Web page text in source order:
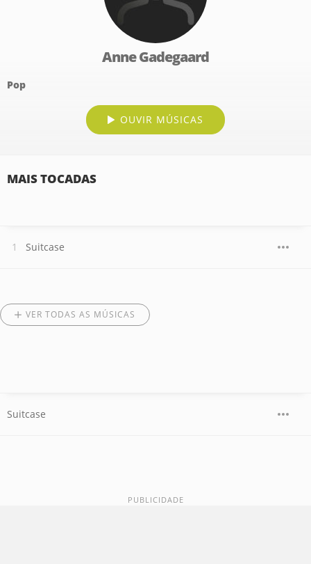
Anne Gadegaard
Pop
OUVIR MÚSICAS
MAIS TOCADAS
Suitcase
VER TODAS AS MÚSICAS
Suitcase